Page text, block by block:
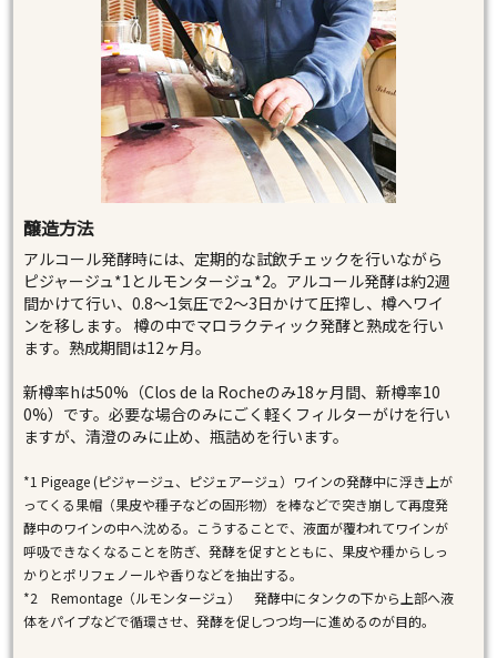
醸造方法
アルコール発酵時には、定期的な試飲チェックを行いながら
ピジャージュ*1とルモンタージュ*2。アルコール発酵は約2週
間かけて行い、0.8～1気圧で2～3日かけて圧搾し、樽へワイ
ンを移します。 樽の中でマロラクティック発酵と熟成を行い
ます。熟成期間は12ヶ月。
新樽率hは50%（Clos de la Rocheのみ18ヶ月間、新樽率10
0%）です。必要な場合のみにごく軽くフィルターがけを行い
ますが、清澄のみに止め、瓶詰めを行います。
*1 Pigeage (ピジャージュ、ピジェアージュ）ワインの発酵中に浮き上が
ってくる果帽（果皮や種子などの固形物）を棒などで突き崩して再度発
酵中のワインの中へ沈める。こうすることで、液面が覆われてワインが
呼吸できなくなることを防ぎ、発酵を促すとともに、果皮や種からしっ
かりとポリフェノールや香りなどを抽出する。
*2 Remontage（ルモンタージュ） 発酵中にタンクの下から上部へ液
体をパイプなどで循環させ、発酵を促しつつ均一に進めるのが目的。